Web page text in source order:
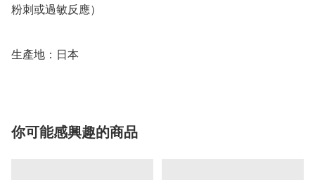
粉刺或過敏反應）
生產地：日本
你可能感興趣的商品